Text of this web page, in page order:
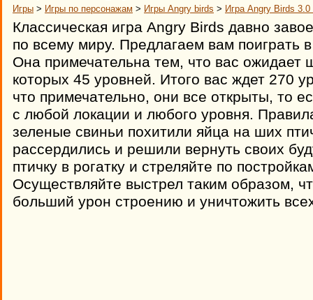
Игры > Игры по персонажам > Игры Angry birds > Игра Angry Birds 3.0
Классическая игра Angry Birds давно
по всему миру. Предлагаем вам поиграть
Она примечательна тем, что вас ожидает
которых 45 уровней. Итого вас ждет 270
что примечательно, они все открыты, то
с любой локации и любого уровня.
зеленые свиньи похитили яйца на ших
рассердились и решили вернуть своих
птичку в рогатку и стреляйте по
Осуществляйте выстрел таким образом,
больший урон строению и уничтожить